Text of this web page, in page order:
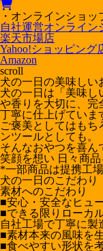
・オンラインショッ
自社運営オンライン
楽天市場店
Yahoo!ショッピング
Amazon
scroll
犬の一日の美味しい
犬の一日は「美味し
や香りを大切に、完
丁寧に仕上げていま
ご褒美としてはもち
ンツールとしても。
そんなおやつを喜ん
笑顔を想い 日々商品
*一部商品は提携工
犬の一日のこだわり
素材へのこだわり
■安心・安全なヒュ
■できる限りローカ
自社工場で丁寧に製
■素材本来の風味を
■食べやすい形状を